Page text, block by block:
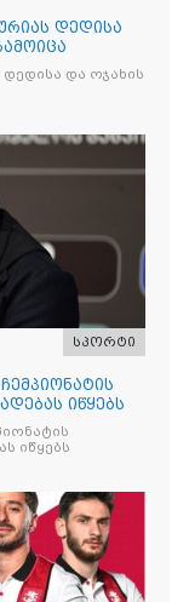
დედისა
და ოჯახის
სპორტი
იწყებს
იწყებს